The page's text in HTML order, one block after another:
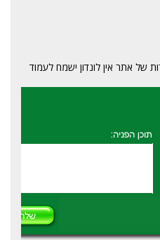
של אתר אין לונדון ישמח לעמוד